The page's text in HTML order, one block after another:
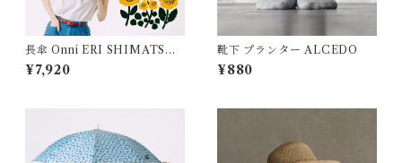
長傘 Onni ERI SHIMATSUK
A
¥7,920
靴下 プランター ALCEDO
¥880